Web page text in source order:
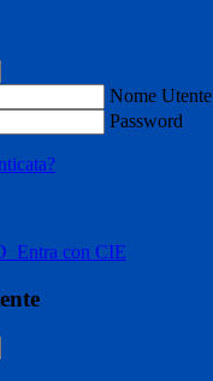
Nome Utente
Password
Entra con CIE